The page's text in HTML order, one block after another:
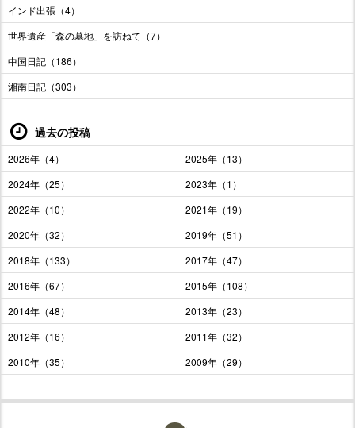
インド出張（4）
世界遺産「森の墓地」を訪ねて（7）
中国日記（186）
湘南日記（303）
過去の投稿
2026年（4）
2025年（13）
2024年（25）
2023年（1）
2022年（10）
2021年（19）
2020年（32）
2019年（51）
2018年（133）
2017年（47）
2016年（67）
2015年（108）
2014年（48）
2013年（23）
2012年（16）
2011年（32）
2010年（35）
2009年（29）